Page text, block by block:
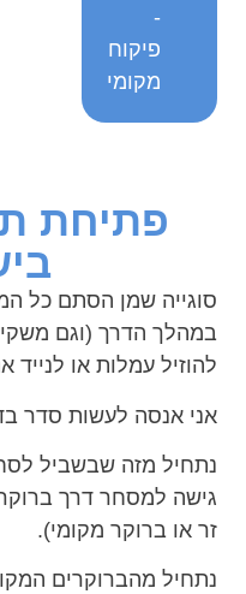
-
פיקוח
מקומי
פתיחת
סוגייה שמן הסתם כל
במהלך הדרך (וגם
להוזיל עמלות או לנייד
אני אנסה לעשות סדר
נתחיל מזה שבשביל
גישה למסחר דרך
זר או ברוקר מקומי).
נתחיל מהברוקרים